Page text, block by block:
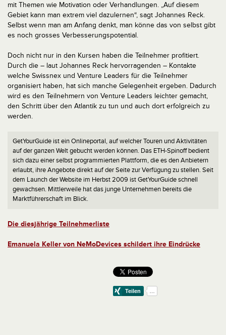
mit Themen wie Motivation oder Verhandlungen. „Auf diesem
Gebiet kann man extrem viel dazulernen“, sagt Johannes Reck.
Selbst wenn man am Anfang denkt, man könne das von selbst gibt
es noch grosses Verbesserungspotential.
Doch nicht nur in den Kursen haben die Teilnehmer profitiert.
Durch die – laut Johannes Reck hervorragenden – Kontakte
welche Swissnex und Venture Leaders für die Teilnehmer
organisiert haben, hat sich manche Gelegenheit ergeben. Dadurch
wird es den Teilnehmern von Venture Leaders leichter gemacht,
den Schritt über den Atlantik zu tun und auch dort erfolgreich zu
werden.
GetYourGuide ist ein Onlineportal, auf welcher Touren und Aktivitäten
auf der ganzen Welt gebucht werden können. Das ETH-Spinoff bedient
sich dazu einer selbst programmierten Plattform, die es den Anbietern
erlaubt, ihre Angebote direkt auf der Seite zur Verfügung zu stellen. Seit
dem Launch der Website im Herbst 2009 ist GetYourGuide schnell
gewachsen. Mittlerweile hat das junge Unternehmen bereits die
Marktführerschaft im Blick.
Die diesjährige Teilnehmerliste
Emanuela Keller von NeMoDevices schildert ihre Eindrücke